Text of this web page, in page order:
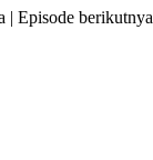
| Episode berikutnya